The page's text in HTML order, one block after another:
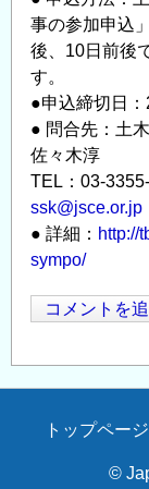
事の参加申込
後、10日前後
す。
●申込締切日：
● 問合先：土
佐々木淳
TEL：03-
ssk@jsce.or.jp
● 詳細： http://
sympo/
コメントを
Secondary
トップページ
©